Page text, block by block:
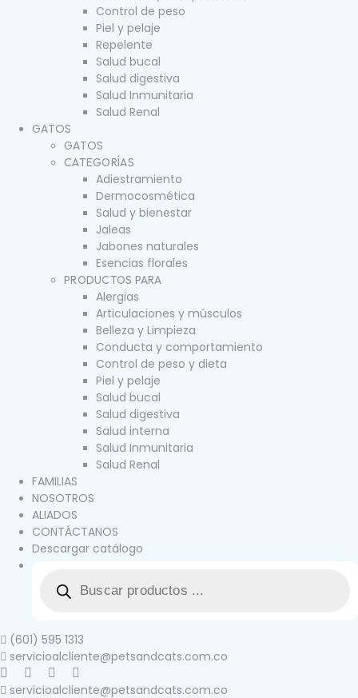
Control de peso
Piel y pelaje
Repelente
Salud bucal
Salud digestiva
Salud Inmunitaria
Salud Renal
GATOS
GATOS
CATEGORÍAS
Adiestramiento
Dermocosmética
Salud y bienestar
Jaleas
Jabones naturales
Esencias florales
PRODUCTOS PARA
Alergias
Articulaciones y músculos
Belleza y Limpieza
Conducta y comportamiento
Control de peso y dieta
Piel y pelaje
Salud bucal
Salud digestiva
Salud interna
Salud Inmunitaria
Salud Renal
FAMILIAS
NOSOTROS
ALIADOS
CONTÁCTANOS
Descargar catálogo
(601) 595 1313
servicioalcliente@petsandcats.com.co
servicioalcliente@petsandcats.com.co